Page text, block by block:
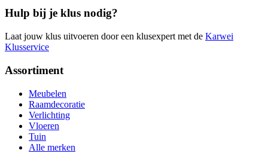
Hulp bij je klus nodig?
Laat jouw klus uitvoeren door een klusexpert met de Karwei
Klusservice
Assortiment
Meubelen
Raamdecoratie
Verlichting
Vloeren
Tuin
Alle merken